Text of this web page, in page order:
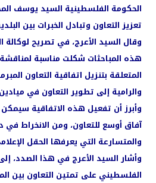
الحكومة الفلسطينية السيد يوسف
تعزيز التعاون وتبادل الخبرات بين
وقال السيد الأعرج، في تصريح لوكالة
هذه المباحثات شكلت مناسبة
المتعلقة بتنزيل اتفاقية التعاون
والرامية إلى تطوير التعاون في
وأبرز أن تفعيل هذه الاتفاقية
آفاق أوسع للتعاون، ومن الانخراط في
والمتسارعة التي يعرفها الحقل
وأشار السيد الأعرج في هذا الصدد،
الفلسطيني على تمتين التعاون بين